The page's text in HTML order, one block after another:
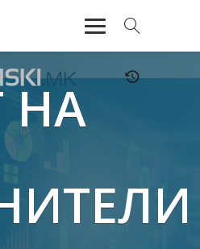
НА